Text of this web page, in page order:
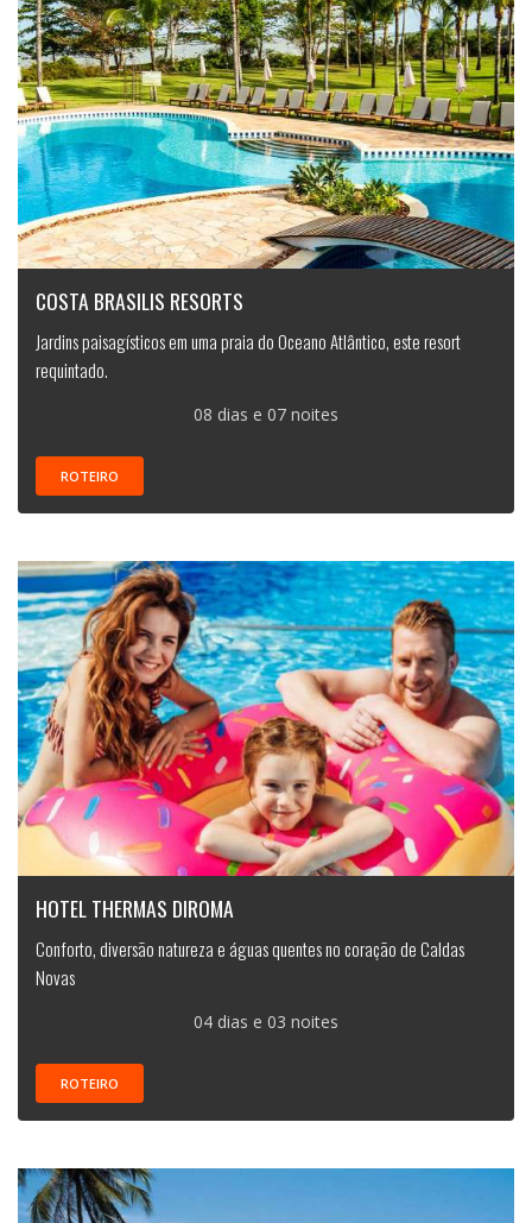
COSTA BRASILIS RESORTS
Jardins paisagísticos em uma praia do Oceano Atlântico, este resort
requintado.
08 dias e 07 noites
ROTEIRO
HOTEL THERMAS DIROMA
Conforto, diversão natureza e águas quentes no coração de Caldas
Novas
04 dias e 03 noites
ROTEIRO